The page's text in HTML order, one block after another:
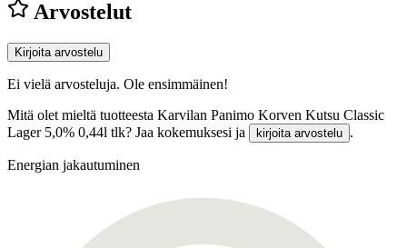
Arvostelut
Kirjoita arvostelu
Ei vielä arvosteluja. Ole ensimmäinen!
Mitä olet mieltä tuotteesta Karvilan Panimo Korven Kutsu Classic
Lager 5,0% 0,44l tlk? Jaa kokemuksesi ja
kirjoita arvostelu .
Energian jakautuminen